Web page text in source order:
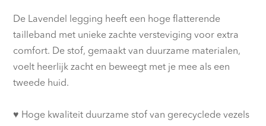
De Lavendel legging heeft een hoge flatterende
tailleband met unieke zachte versteviging voor extra
comfort. De stof, gemaakt van duurzame materialen,
voelt heerlijk zacht en beweegt met je mee als een
tweede huid.
♥︎ Hoge kwaliteit duurzame stof van gerecyclede vezels